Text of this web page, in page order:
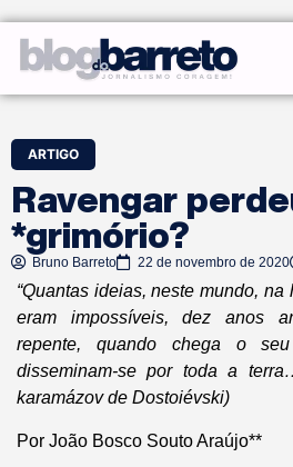
ARTIGO
Ravengar
*grimório?
Bruno Barreto 22 de novembro de 2020
“Quantas ideias, neste mundo,
eram impossíveis, dez anos
repente, quando chega o
disseminam-se por toda a
karamázov de Dostoiévski)
Por João Bosco Souto Araújo**